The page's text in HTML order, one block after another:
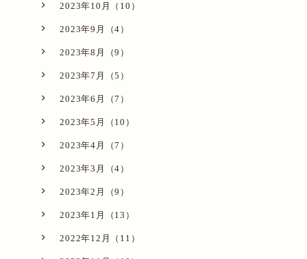
2023年10月（10）
2023年9月（4）
2023年8月（9）
2023年7月（5）
2023年6月（7）
2023年5月（10）
2023年4月（7）
2023年3月（4）
2023年2月（9）
2023年1月（13）
2022年12月（11）